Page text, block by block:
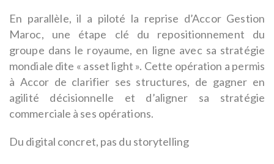
En parallèle, il a piloté la reprise d’Accor Gestion
Maroc, une étape clé du repositionnement du
groupe dans le royaume, en ligne avec sa stratégie
mondiale dite « asset light ». Cette opération a permis
à Accor de clarifier ses structures, de gagner en
agilité décisionnelle et d’aligner sa stratégie
commerciale à ses opérations.
Du digital concret, pas du storytelling